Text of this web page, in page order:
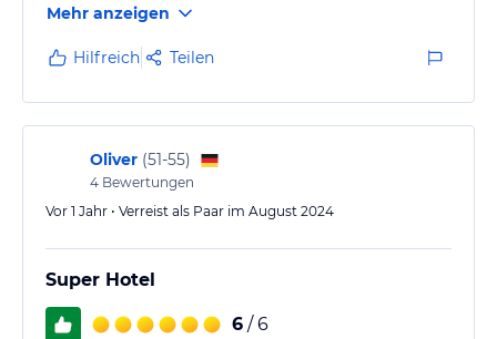
Restaurants (Touristenbunker vermeiden)
Mehr anzeigen
Hilfreich Teilen
Oliver (51-55)
4 Bewertungen
Vor 1 Jahr • Verreist als Paar im August 2024
Super Hotel
6 / 6